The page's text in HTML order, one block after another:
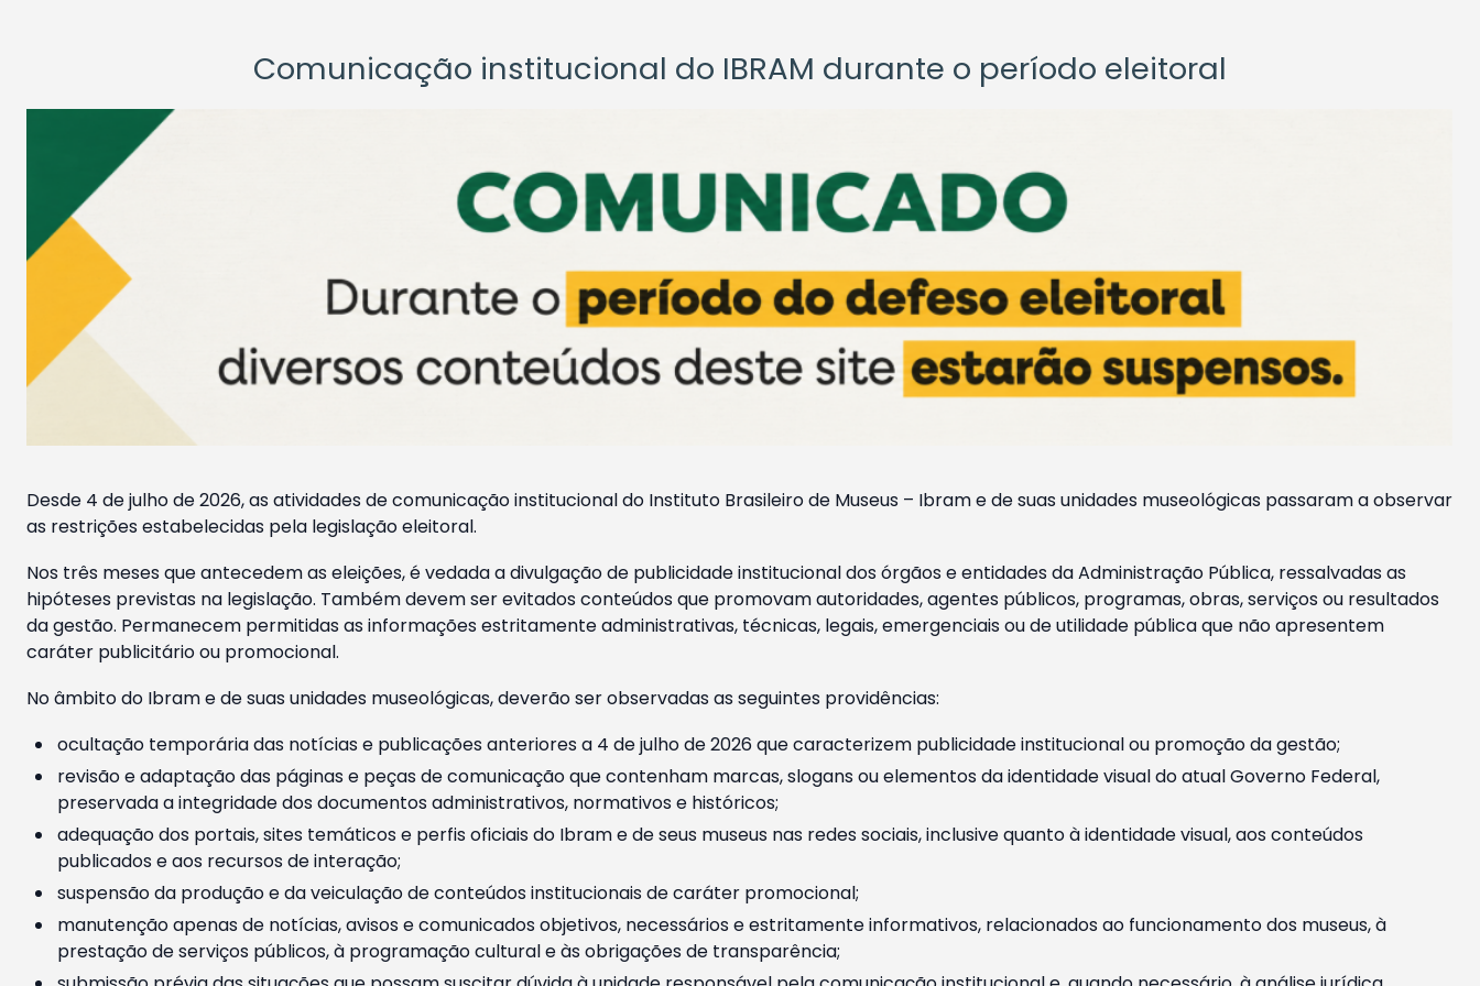
Comunicação institucional do IBRAM durante o período eleitoral
Desde 4 de julho de 2026, as atividades de comunicação institucional do Instituto Brasileiro de Museus – Ibram e de suas unidades museológicas passaram a observar
as restrições estabelecidas pela legislação eleitoral.
Nos três meses que antecedem as eleições, é vedada a divulgação de publicidade institucional dos órgãos e entidades da Administração Pública, ressalvadas as
hipóteses previstas na legislação. Também devem ser evitados conteúdos que promovam autoridades, agentes públicos, programas, obras, serviços ou resultados
da gestão. Permanecem permitidas as informações estritamente administrativas, técnicas, legais, emergenciais ou de utilidade pública que não apresentem
caráter publicitário ou promocional.
No âmbito do Ibram e de suas unidades museológicas, deverão ser observadas as seguintes providências:
ocultação temporária das notícias e publicações anteriores a 4 de julho de 2026 que caracterizem publicidade institucional ou promoção da gestão;
revisão e adaptação das páginas e peças de comunicação que contenham marcas, slogans ou elementos da identidade visual do atual Governo Federal,
preservada a integridade dos documentos administrativos, normativos e históricos;
adequação dos portais, sites temáticos e perfis oficiais do Ibram e de seus museus nas redes sociais, inclusive quanto à identidade visual, aos conteúdos
publicados e aos recursos de interação;
suspensão da produção e da veiculação de conteúdos institucionais de caráter promocional;
manutenção apenas de notícias, avisos e comunicados objetivos, necessários e estritamente informativos, relacionados ao funcionamento dos museus, à
prestação de serviços públicos, à programação cultural e às obrigações de transparência;